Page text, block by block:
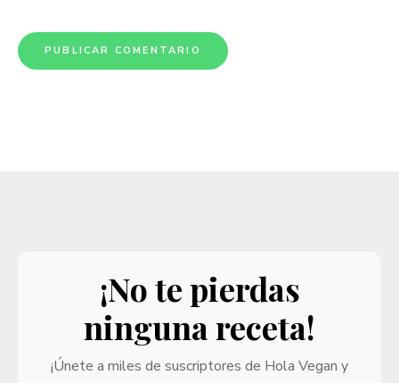
¡No te pierdas
ninguna receta!
¡Únete a miles de suscriptores de Hola Vegan y